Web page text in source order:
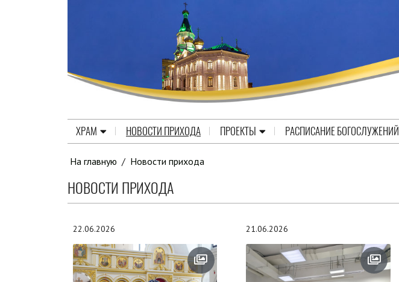
ХРАМ НОВОСТИ ПРИХОДА ПРОЕКТЫ РАСПИСАНИЕ БОГОСЛУЖЕНИЙ
На главную / Новости прихода
НОВОСТИ ПРИХОДА
22.06.2026 21.06.2026